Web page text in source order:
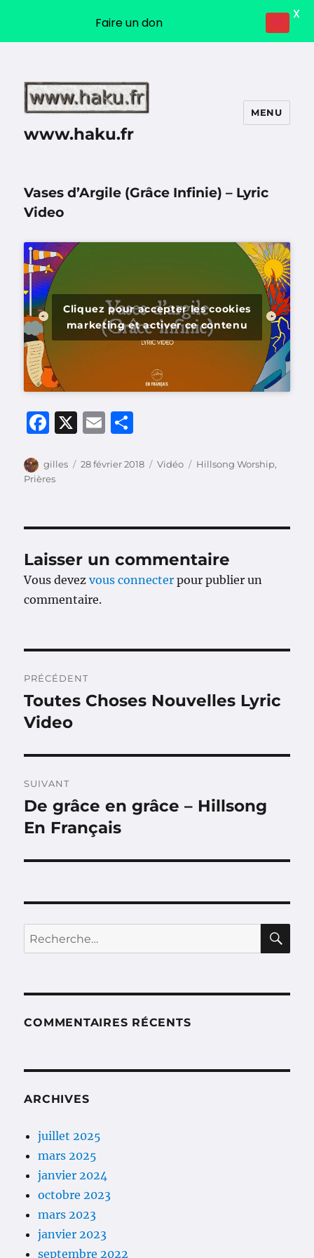
www.haku.fr
MENU
Vases d’Argile (Grâce Infinie) – Lyric
Video
Cliquez pour accepter les cookies
marketing et activer ce contenu
F
c
e
o
o
k
X
E
ai rt
er
Auteur
gilles
Publié
28 février 2018 Format
Vidéo Catégories
Hillsong Worship,
Prières
Laisser un commentaire
Vous devezvous connecter pour publier un
commentaire.
de
l’article
PRÉCÉDENT
Publication
précédente :
Toutes Choses Nouvelles Lyric
Video
SUIVANT
Publication
suivante :
De grâce en grâce – Hillsong
En Français
Recherche
pour :
COMMENTAIRES RÉCENTS
ARCHIVES
juillet 2025
mars 2025
janvier 2024
octobre 2023
mars 2023
janvier 2023
septembre 2022
Faire un don
X